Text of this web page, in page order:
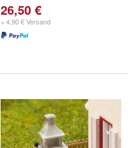
26,50 €
+ 4,90 € Versand